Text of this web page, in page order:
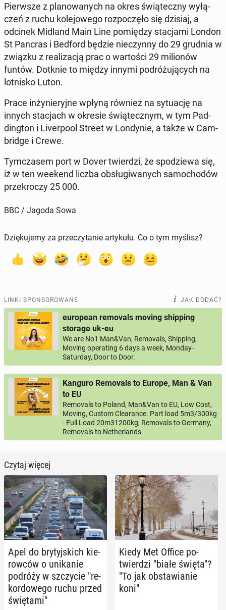
Pierw­sze z pla­no­wa­nych na okres świą­tecz­ny wy­łą­
czeń z ruchu ko­le­jo­we­go roz­po­czę­ło się dzisiaj, a
odcinek Midland Main Line po­mię­dzy sta­cja­mi London
St Pancras i Bedford będzie nie­czyn­ny do 29 grudnia w
związku z re­ali­za­cją prac o war­to­ści 29 mi­lio­nów
funtów. Dotknie to między innymi po­dró­żu­ją­cych na
lot­ni­sko Luton.
Prace in­ży­nie­ryj­ne wpłyną również na sy­tu­ację na
innych sta­cjach w okresie świą­tecz­nym, w tym Pad­
ding­ton i Li­ver­po­ol Street w Lon­dy­nie, a także w Cam­
brid­ge i Crewe.
Tym­cza­sem port w Dover twier­dzi, że spo­dzie­wa się,
iż w ten weekend liczba ob­słu­gi­wa­nych sa­mo­cho­dów
prze­kro­czy 25 000.
BBC / Jagoda Sowa
Dziękujemy za przeczytanie artykułu. Co o tym myślisz?
LINKI SPONSOROWANE JAK DODAĆ?
european removals moving shipping
storage uk-eu
We are No1 Man&Van, Removals, Shipping,
Moving operating 6 days a week, Monday-
Saturday, Door to Door.
Kanguro Removals to Europe, Man & Van
to EU
Removals to Poland, Man&Van to EU, Low Cost,
Moving, Custom Clearance. Part load 5m3/300kg
- Full Load 20m31200kg, Removals to Germany,
Removals to Netherlands
Czytaj więcej
Apel do bry­tyj­skich kie­
row­ców o uni­ka­nie
podróży w szczy­cie "re­
kor­do­we­go ruchu przed
świę­ta­mi"
Kiedy Met Office po­
twier­dzi "białe święta"?
"To jak ob­sta­wia­nie
koni"